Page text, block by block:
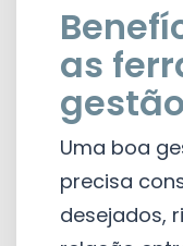
as
Uma boa
precisa
desejados,